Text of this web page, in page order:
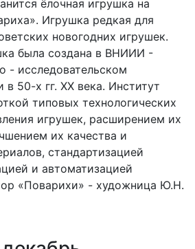
ёлочная игрушка на
Игрушка редкая для
новогодних игрушек.
была создана в ВНИИИ -
- исследовательском
в 50-х гг. ХХ века. Институт
типовых технологических
игрушек, расширением их
их качества и
стандартизацией
и автоматизацией
«Поварихи» - художница Ю.Н.